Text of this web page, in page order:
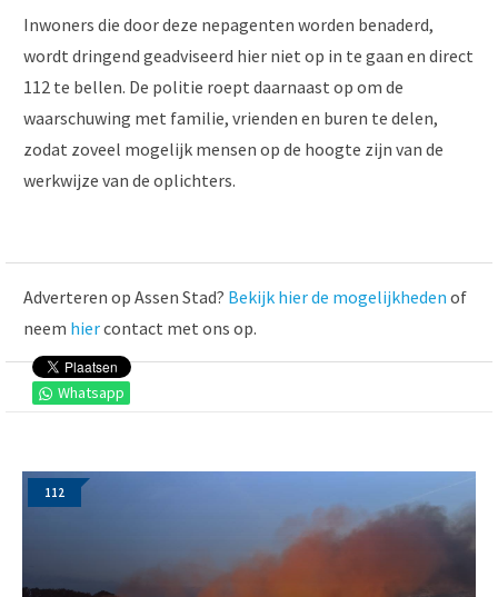
Inwoners die door deze nepagenten worden benaderd,
wordt dringend geadviseerd hier niet op in te gaan en direct
112 te bellen. De politie roept daarnaast op om de
waarschuwing met familie, vrienden en buren te delen,
zodat zoveel mogelijk mensen op de hoogte zijn van de
werkwijze van de oplichters.
Whatsapp
Adverteren op Assen Stad? Bekijk hier de mogelijkheden of
neem hiercontact met ons op.
112